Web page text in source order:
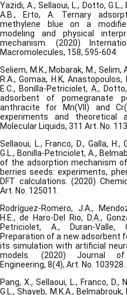
Yazidi, A., Sellaoui, L., Dotto,
A.B., Erto, A. Ternary
methylene blue on a
modeling and physical
mechanism. (2020)
Macromolecules, 158, 595-604.
Seliem, M.K., Mobarak, M., Selim,
R.A., Gomaa, H.K, Anastopoulos,
E.C., Bonilla-Petriciolet, A.,
adsorbent of pomegranate
anthracite for Mn(VII) and
experiments and theoretical
Molecular Liquids, 311 Art. No.
Sellaoui, L., Franco, D., Galla,
G.L., Bonilla-Petriciolet, A.,
of the adsorption mechanism
berries seeds: experiments,
DFT calculations. (2020)
Art. No. 125011.
Rodríguez-Romero, J.A.,
H.E., de Haro-Del Rio, D.A.,
Petriciolet, A., Duran-Valle,
Preparation of a new adsorbent
its simulation with artificial
models. (2020) Journal of
Engineering, 8(4), Art. No. 103928.
Pang, X., Sellaoui, L., Franco, D.,
G.L., Shayeb, M.K.A.,